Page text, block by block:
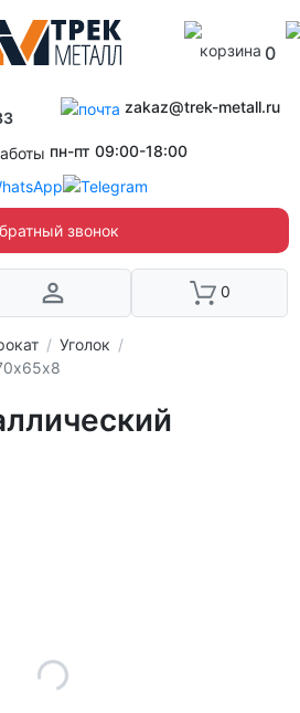
0
zakaz@trek-metall.ru
пн-пт 09:00-18:00
звонок
0
Уголок